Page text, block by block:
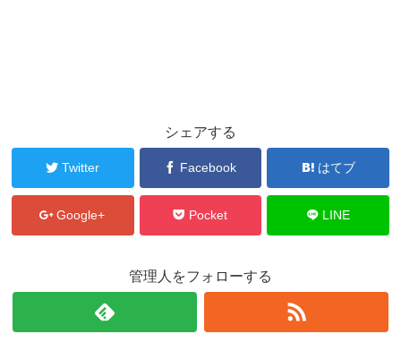
シェアする
Twitter Facebook はてブ
Google+ Pocket LINE
管理人をフォローする